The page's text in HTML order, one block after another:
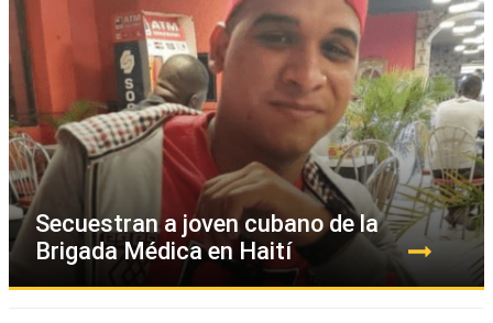
Secuestran a joven cubano de la
Brigada Médica en Haití